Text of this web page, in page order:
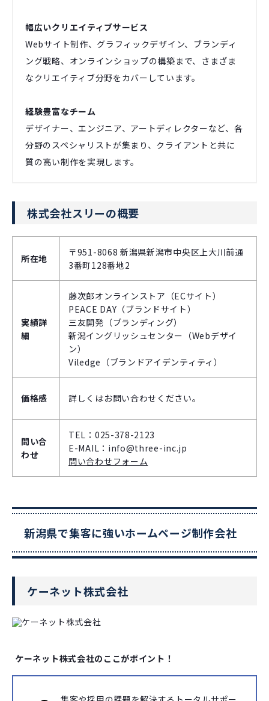
幅広いクリエイティブサービス
Webサイト制作、グラフィックデザイン、ブランディ
ング戦略、オンラインショップの構築まで、さまざま
なクリエイティブ分野をカバーしています。
経験豊富なチーム
デザイナー、エンジニア、アートディレクターなど、各
分野のスペシャリストが集まり、クライアントと共に
質の高い制作を実現します。
株式会社スリーの概要
所在地
〒951-8068 新潟県新潟市中央区上大川前通
3番町128番地2
実績詳
細
藤次郎オンラインストア（ECサイト）
PEACE DAY（ブランドサイト）
三友開発（ブランディング）
新潟イングリッシュセンター（Webデザイ
ン）
Viledge（ブランドアイデンティティ）
価格感 詳しくはお問い合わせください。
問い合
わせ
TEL：025-378-2123
E-MAIL：info@three-inc.jp
問い合わせフォーム
新潟県で集客に強いホームページ制作会社
ケーネット株式会社
ケーネット株式会社のここがポイント！